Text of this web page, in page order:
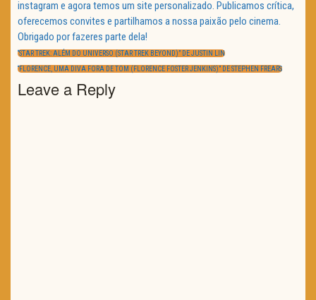
instagram e agora temos um site personalizado. Publicamos crítica,
oferecemos convites e partilhamos a nossa paixão pelo cinema.
Obrigado por fazeres parte dela!
Navegação
de
artigos
PREVIOUS
“STAR TREK: ALÉM DO UNIVERSO (STAR TREK BEYOND)” DE JUSTIN LIN
NEXT
“FLORENCE, UMA DIVA FORA DE TOM (FLORENCE FOSTER JENKINS)” DE STEPHEN FREARS
Leave a Reply